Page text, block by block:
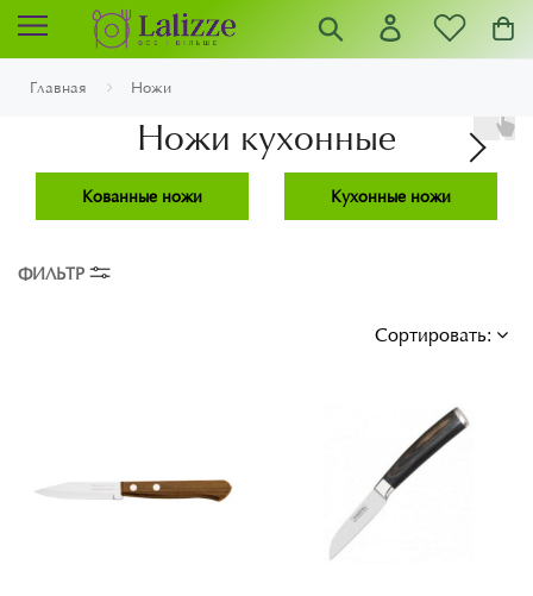
Главная Ножи
Ножи кухонные
Кованные ножи Кухонные ножи
ФИЛЬТР
Сортировать: